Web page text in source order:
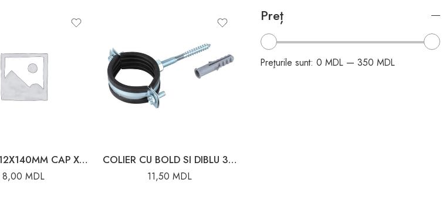
BULON M12X140MM CAP XEX ZINCA
8,00 MDL
COLIER CU BOLD SI DIBLU 38-43
11,50MDL
Preț
Preţurile sunt: 0 MDL — 350 MDL